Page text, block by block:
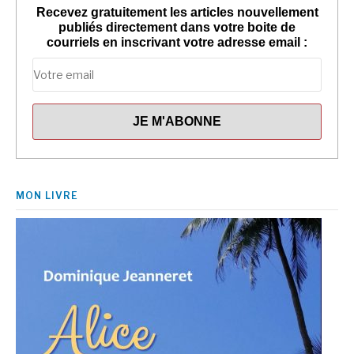
Recevez gratuitement les articles nouvellement
publiés directement dans votre boite de
courriels en inscrivant votre adresse email :
MON LIVRE